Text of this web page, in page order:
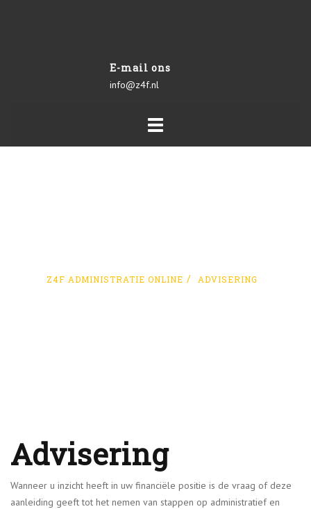
E-mail ons
info@z4f.nl
Toggle
Z4F ADMINISTRATIE ONLINE ADVISERING
Advisering
Wanneer u inzicht heeft in uw financiële positie is de vraag of deze
aanleiding geeft tot het nemen van stappen op administratief en